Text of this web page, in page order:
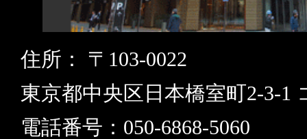
住所： 〒103-0022
東京都中央区日本橋室町2-3-1
電話番号：050-6868-5060